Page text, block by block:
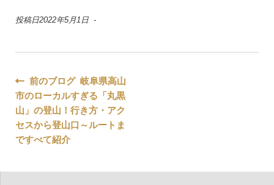
投稿日2022年5月1日 -
投
稿
ナ
ビ
ゲ
前のブログ 岐阜県高山
市のローカルすぎる「丸黒
山」の登山！行き方・アク
セスから登山口～ルートま
ですべて紹介